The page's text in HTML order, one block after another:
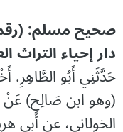
دار إحياء التراث
حَدَّثَنِي أَبُو الطَّاهِرِ.
(وهو ابن صَالِحٍ) عَنْ
الخولاني، عن أبي